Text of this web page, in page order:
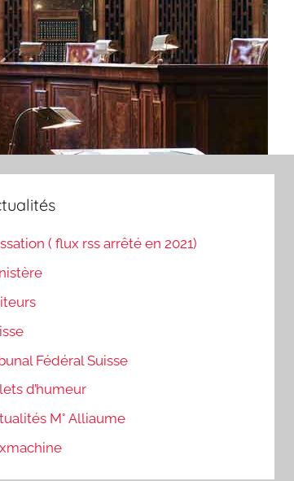
( flux rss arrêté en 2021)
Fédéral Suisse
d’humeur
M° Alliaume